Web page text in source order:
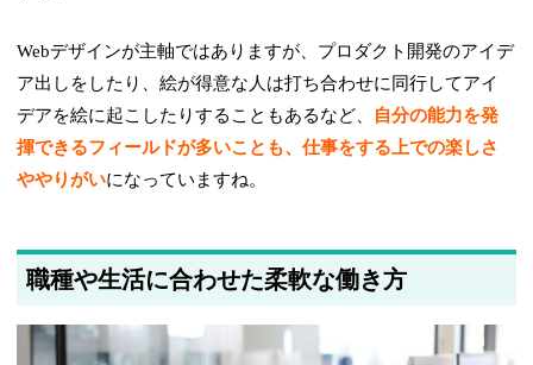
Webデザインが主軸ではありますが、プロダクト開発のアイデ
ア出しをしたり、絵が得意な人は打ち合わせに同行してアイ
デアを絵に起こしたりすることもあるなど、
自分の能力を発
揮できるフィールドが多いことも、仕事をする上での楽しさ
ややりがいになっていますね。
職種や生活に合わせた柔軟な働き方